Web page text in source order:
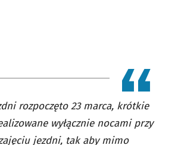
rozpoczęto 23 marca, krótkie
wyłącznie nocami przy
jezdni, tak aby mimo